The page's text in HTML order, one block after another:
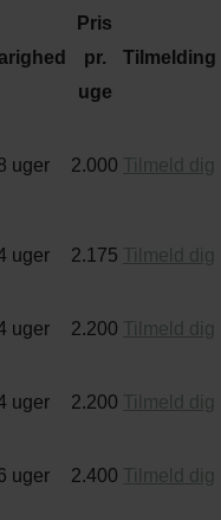
Pris
pr.
uge
Tilmelding
uger 2.000 Tilmeld dig
uger 2.175 Tilmeld dig
uger 2.200 Tilmeld dig
uger 2.200 Tilmeld dig
uger 2.400 Tilmeld dig